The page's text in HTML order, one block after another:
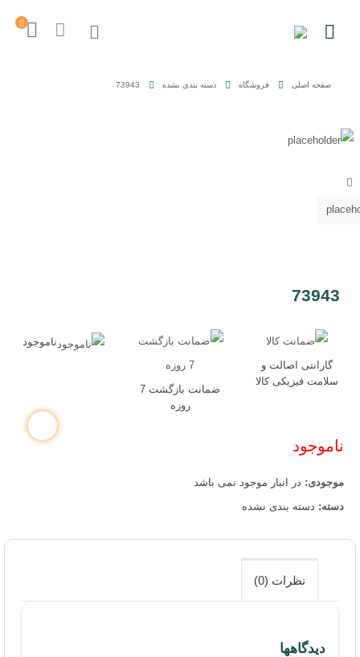
صفحه اصلی فروشگاه دسته بندی نشده 73943
73943
گارانتی اصالت و
سلامت فیزیکی کالا
ضمانت بازگشت 7
روزه
ناموجود
ناموجود
موجودی: در انبار موجود نمی باشد
دسته: دسته بندی نشده
نظرات (0)
دیدگاهها